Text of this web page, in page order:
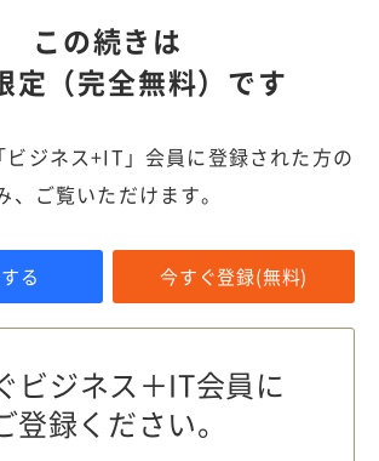
この続きは
定（完全無料）です
ビジネス+IT」会員に登録された方の
、ご覧いただけます。
る 今すぐ登録(無料)
ビジネス＋IT会員に
登録ください。